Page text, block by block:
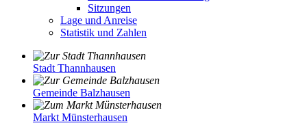
Sitzungen
Lage und Anreise
Statistik und Zahlen
Stadt Thannhausen
Gemeinde Balzhausen
Markt Münsterhausen